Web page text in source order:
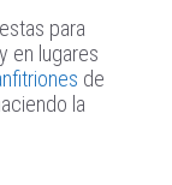
para
y en lugares
de
la